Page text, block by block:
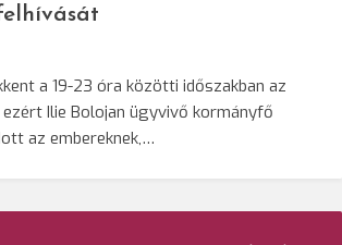
a 19-23 óra közötti időszakban az
Ilie Bolojan ügyvivő kormányfő
az embereknek,…